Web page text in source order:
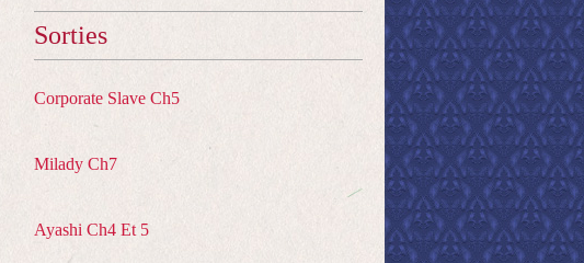
Sorties
Corporate Slave Ch5
Milady Ch7
Ayashi Ch4 Et 5